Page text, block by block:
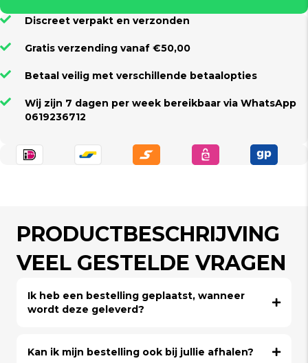
Discreet verpakt en verzonden
Gratis verzending vanaf €50,00
Betaal veilig met verschillende betaalopties
Wij zijn 7 dagen per week bereikbaar via WhatsApp
0619236712
PRODUCTBESCHRIJVING
VEEL GESTELDE VRAGEN
Ik heb een bestelling geplaatst, wanneer
wordt deze geleverd?
Kan ik mijn bestelling ook bij jullie afhalen?